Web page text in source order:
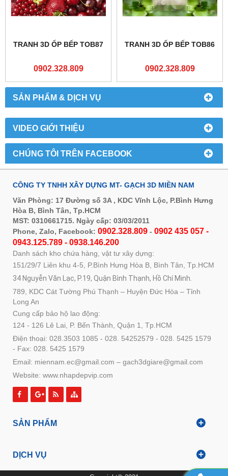
SẢN PHẨM & DỊCH VỤ
VIDEO GIỚI THIỆU
CHÚNG TÔI TRÊN FACEBOOK
TRANH 3D ỐP BẾP TOB87
0902.328.809
TRANH 3D ỐP BẾP TOB86
0902.328.809
CÔNG TY TNHH XÂY DỰNG MT- GẠCH 3D MIỀN NAM
Văn Phòng: 17 Đường số 3A , KDC Vĩnh Lộc, P.Bình Hưng
Hòa B, Bình Tân, Tp.HCM
MST: 0310661715. Ngày cấp: 03/03/2011
Phone, Zalo, Facebook: 0902.328.809 - 0902 435 057 -
0943.125.789 - 0938.146.200
Danh sách kho chứa hàng, vật tư xây dựng:
151/29/7 Liên khu 4-5, P.Bình Hưng Hòa B, Bình Tân, Tp.HCM
34 Nguyễn Văn Lạc, P.19, Quận Bình Thạnh, Hồ Chí Minh.
789, KDC Cát Tường Phú Thạnh – Huyện Đức Hòa – Tỉnh
Long An
Cung cấp bảo hộ lao động:
124 - 126 Lê Lai, P. Bến Thành, Quận 1, Tp.HCM
Điện thoại: 028.3503 1085 - 028. 54252579 - 028. 5425 1579
- Fax: 028. 5425 1579
Email: miennam.ec@gmail.com – gach3dgiare@gmail.com
Website: www.nhapdepvip.com
SẢN PHẨM
DỊCH VỤ